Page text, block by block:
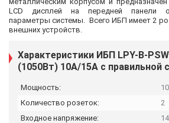
LCD дисплей на передней панели
параметры системы. Всего ИБП имеет 2
внешних устройств.
Характеристики ИБП LPY-B-
(1050Вт) 10A/15A с правильной
Мощность:
Количество розеток:
2
Входное напряжение: